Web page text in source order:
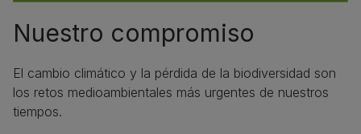
Nuestro compromiso
El cambio climático y la pérdida de la biodiversidad son
los retos medioambientales más urgentes de nuestros
tiempos.